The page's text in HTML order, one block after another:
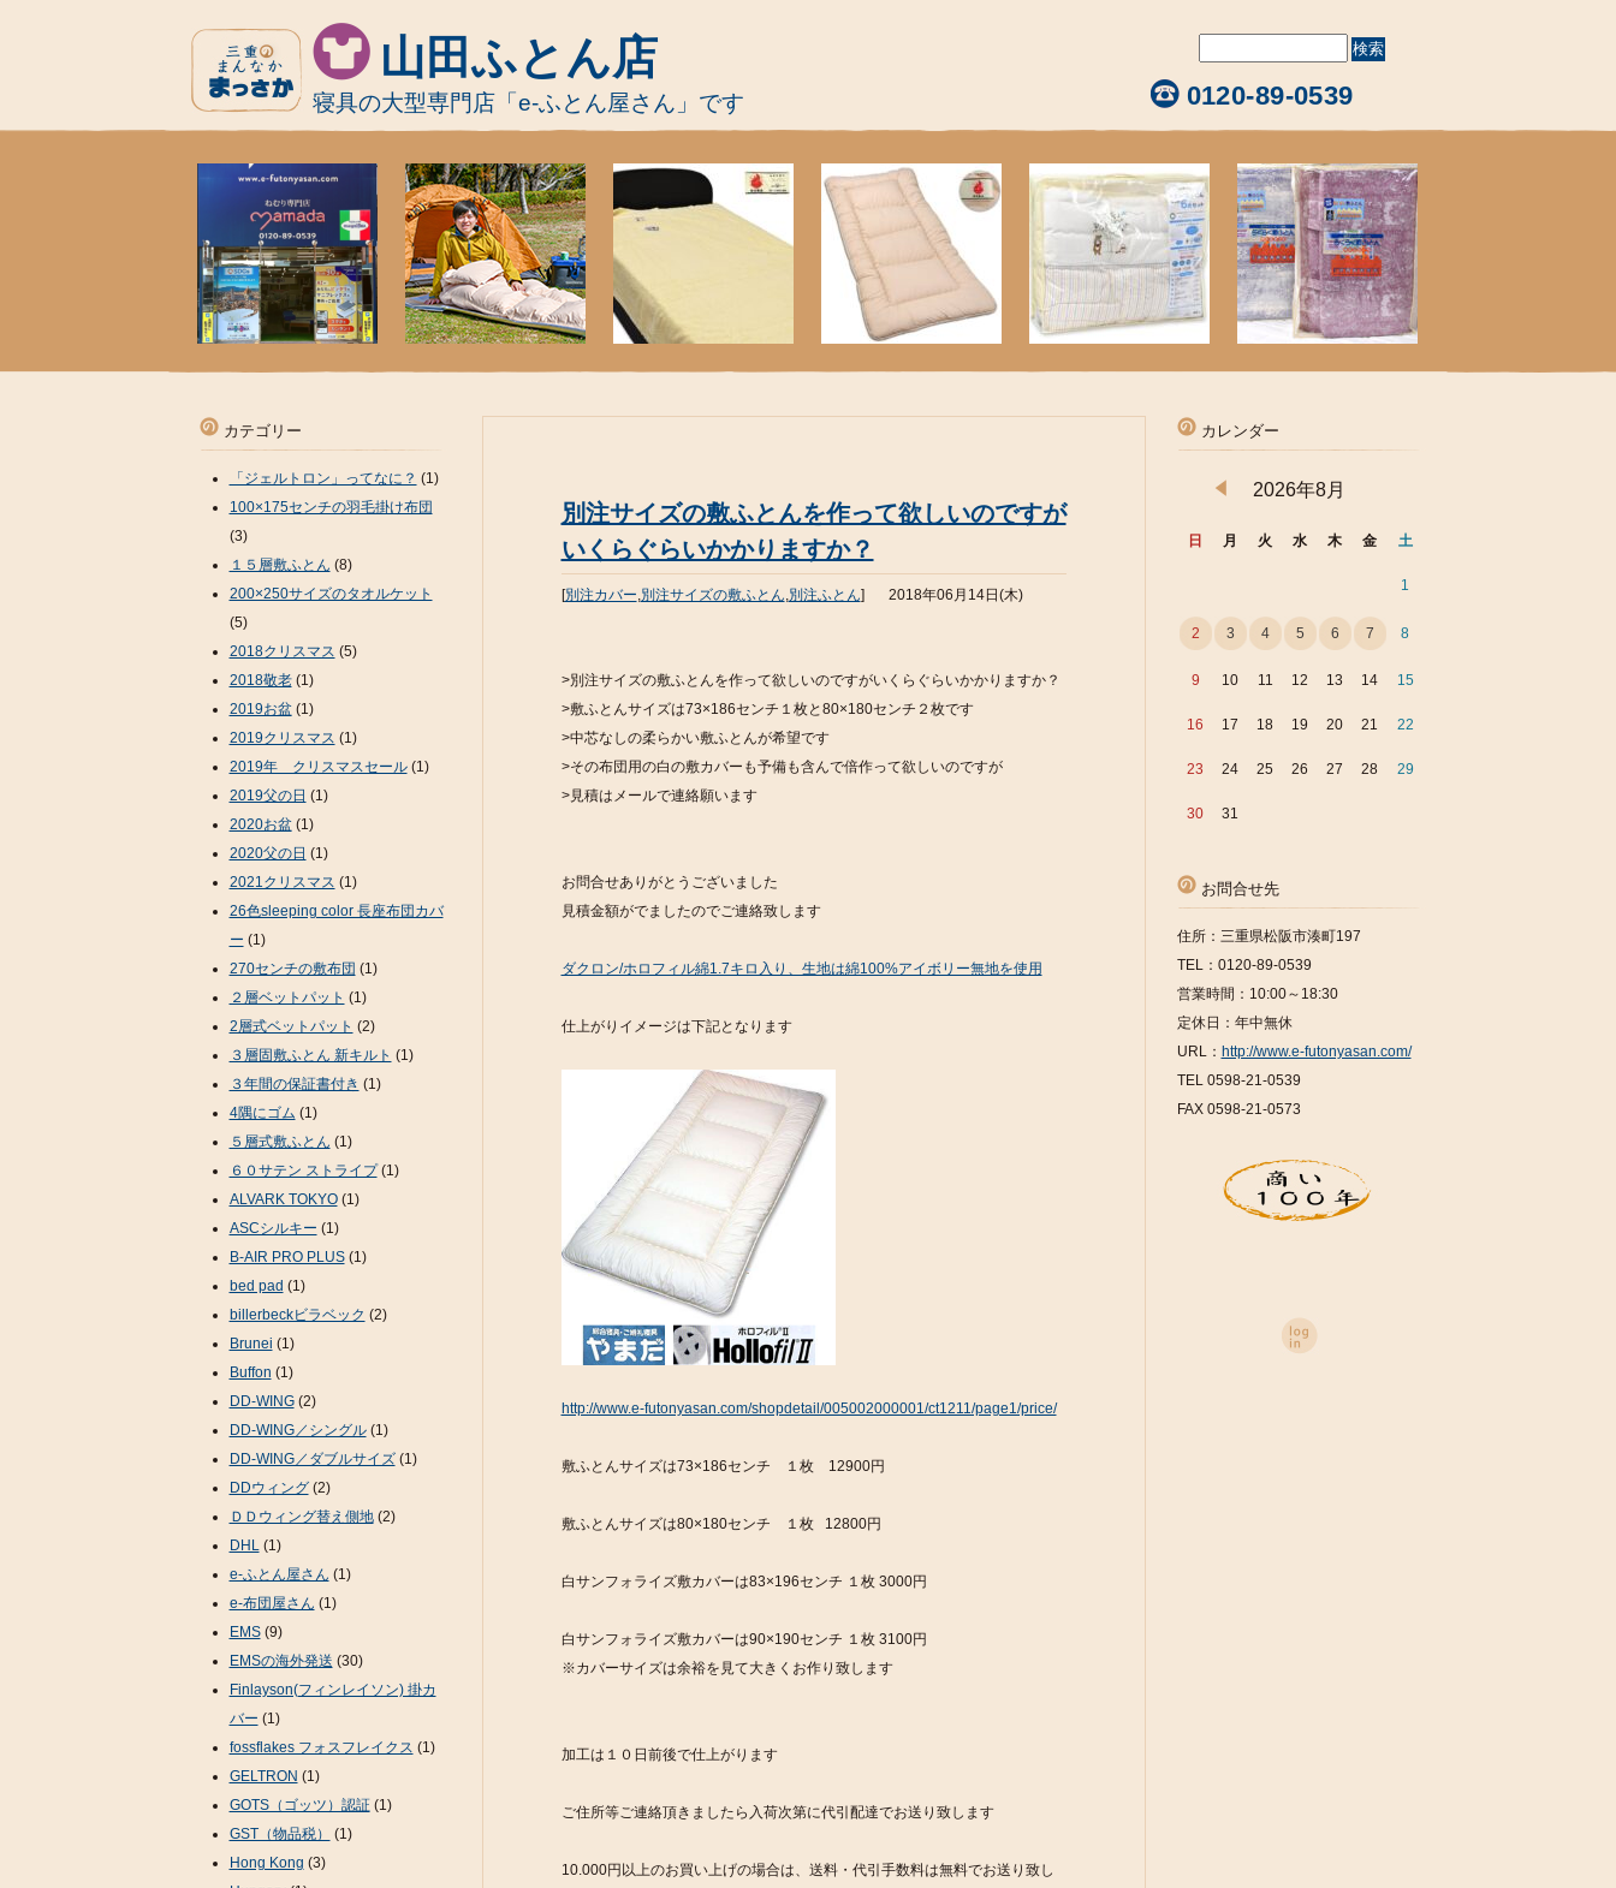
山田ふとん店
寝具の大型専門店「e-ふとん屋さん」です 0120-89-0539
別注サイズの敷ふとんを作って欲しいのですが
いくらぐらいかかりますか？
[別注カバー,別注サイズの敷ふとん,別注ふとん] 2018年06月14日(木)
>別注サイズの敷ふとんを作って欲しいのですがいくらぐらいかかりますか？
>敷ふとんサイズは73×186センチ１枚と80×180センチ２枚です
>中芯なしの柔らかい敷ふとんが希望です
>その布団用の白の敷カバーも予備も含んで倍作って欲しいのですが
>見積はメールで連絡願います
お問合せありがとうございました
見積金額がでましたのでご連絡致します
ダクロン/ホロフィル綿1.7キロ入り、生地は綿100%アイボリー無地を使用
仕上がりイメージは下記となります
http://www.e-futonyasan.com/shopdetail/005002000001/ct1211/page1/price/
敷ふとんサイズは73×186センチ １枚 12900円
敷ふとんサイズは80×180センチ １枚 12800円
白サンフォライズ敷カバーは83×196センチ １枚 3000円
白サンフォライズ敷カバーは90×190センチ １枚 3100円
※カバーサイズは余裕を見て大きくお作り致します
加工は１０日前後で仕上がります
ご住所等ご連絡頂きましたら入荷次第に代引配達でお送り致します
10.000円以上のお買い上げの場合は、送料・代引手数料は無料でお送り致し
カテゴリー
「ジェルトロン」ってなに？ (1)
100×175センチの羽毛掛け布団
(3)
１５層敷ふとん (8)
200×250サイズのタオルケット
(5)
2018クリスマス (5)
2018敬老(1)
2019お盆(1)
2019クリスマス (1)
2019年 クリスマスセール(1)
2019父の日 (1)
2020お盆(1)
2020父の日 (1)
2021クリスマス (1)
26色sleeping color 長座布団カバ
ー (1)
270センチの敷布団 (1)
２層ベットパット (1)
2層式ベットパット (2)
３層固敷ふとん 新キルト (1)
３年間の保証書付き (1)
4隅にゴム (1)
５層式敷ふとん (1)
６０サテン ストライプ(1)
ALVARK TOKYO(1)
ASCシルキー (1)
B-AIR PRO PLUS(1)
bed pad (1)
billerbeckビラベック (2)
Brunei (1)
Buffon (1)
DD-WING(2)
DD-WING／シングル(1)
DD-WING／ダブルサイズ(1)
DDウィング(2)
ＤＤウィング替え側地(2)
DHL(1)
e-ふとん屋さん (1)
e-布団屋さん (1)
EMS(9)
EMSの海外発送 (30)
Finlayson(フィンレイソン) 掛カ
バー (1)
fossflakes フォスフレイクス (1)
GELTRON (1)
GOTS（ゴッツ）認証(1)
GST（物品税）
(1)
Hong Kong (3)
カレンダー
2026年8月
日 月 火 水 木 金 土
1
2 3 4 5 6 7 8
9 10 11 12 13 14 15
16 17 18 19 20 21 22
23 24 25 26 27 28 29
30 31
お問合せ先
住所：三重県松阪市湊町197
TEL：0120-89-0539
営業時間：10:00～18:30
定休日：年中無休
URL： http://www.e-futonyasan.com/
TEL 0598-21-0539
FAX 0598-21-0573